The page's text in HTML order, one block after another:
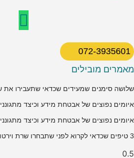
072-3935601
מאמרים מובילים
שלושה סימנים שמעידים שכדאי שתעבירו את
איומים נפוצים של אבטחת מידע וכיצד
איומים נפוצים של אבטחת מידע וכיצד
3 טיפים שכדאי לקרוא לפני שתבחרו שרת וירטואלי בענן